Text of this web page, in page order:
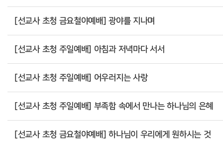
[선교사 초청 금요철야예배] 광야를 지나며
[선교사 초청 주일예배] 아침과 저녁마다 서서
[선교사 초청 주일예배] 어우러지는 사랑
[선교사 초청 주일예배] 부족함 속에서 만나는 하나님의 은혜
[선교사 초청 금요철야예배] 하나님이 우리에게 원하시는 것